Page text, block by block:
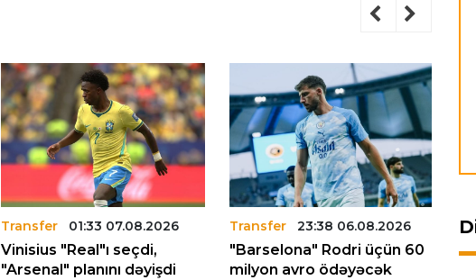
Transfer 01:33 07.08.2026
Vinisius "Real"ı seçdi,
"Arsenal" planını dəyişdi
Transfer 23:38 06.08.2026
"Barselona" Rodri üçün 60
milyon avro ödəyəcək